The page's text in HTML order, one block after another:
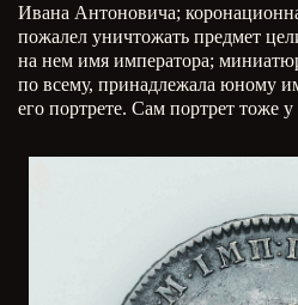
Ивана Антоновича;
пожалел уничтожать предмет
на нем имя императора;
по всему, принадлежала юному
его портрете. Сам портрет тоже у